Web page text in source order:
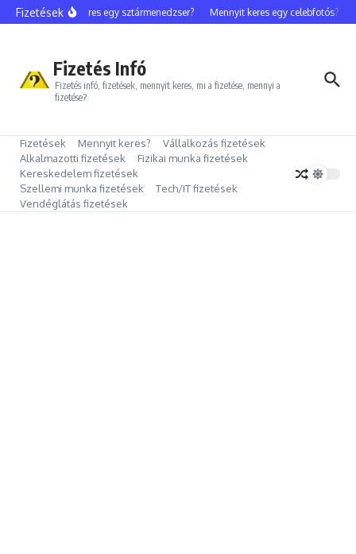
Ugrás a tartalomhoz
Fizetések
Mennyit keres egy sztármenedzser? Mennyit keres egy celebfotós?
Fizetés Infó
Fizetés infó, fizetések, mennyit keres, mi a fizetése, mennyi a
fizetése?
Fizetések Mennyit keres?
Vállalkozás fizetések
Alkalmazotti fizetések
Fizikai munka fizetések
Kereskedelem fizetések
Szellemi munka fizetések
Tech/IT fizetések
Vendéglátás fizetések